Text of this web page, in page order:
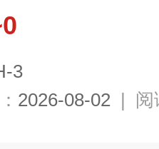
3
2026-08-02 | 阅